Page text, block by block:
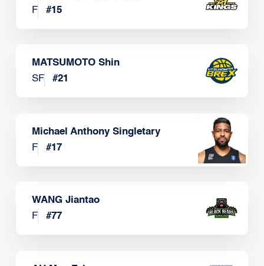
F
#15
MATSUMOTO Shin
SF
#21
Michael Anthony Singletary
F
#17
WANG Jiantao
F
#77